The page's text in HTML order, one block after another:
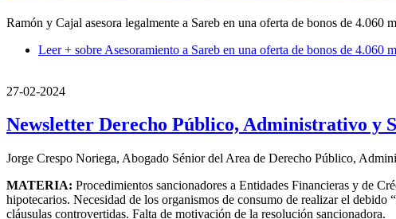
Ramón y Cajal asesora legalmente a Sareb en una oferta de bonos de
Leer + sobre Asesoramiento a Sareb en una oferta de bonos de 4.060
27-02-2024
Newsletter Derecho Público, Administrativo y
Jorge Crespo Noriega, Abogado Sénior del Area de Derecho Público,
MATERIA: Procedimientos sancionadores a Entidades Financieras y de
hipotecarios. Necesidad de los organismos de consumo de realizar el debido “
cláusulas controvertidas. Falta de motivación de la resolución sancionadora.